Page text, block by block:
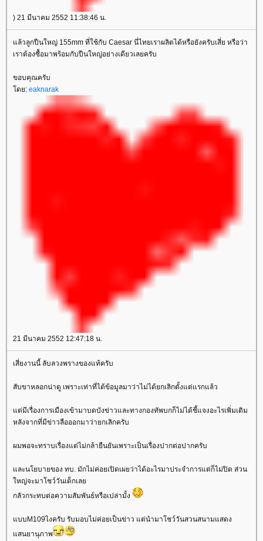
) 21 มีนาคม 2552 11:38:46 น.
ล้วลูกปืนใหญ่ 155mm ที่ใช้กับ Caesar นี่ไทยเราผลิตได้หรือยังครับเสี่ย หรือว่า
เราต้องซื้อมาพร้อมกับปืนใหญ่อย่างเดียวเลยครับ
ขอบคุณครับ
ดย: eaknarak
21 มีนาคม 2552 12:47:18 น.
เสี่ยงานนี้ ลับลวงพรางของแท้ครับ
สับขาหลอกน่าดู เพราะเท่าที่ได้ข้อมูลมาว่าไม่ได้ยกเลิกตั้งแต่แรกแล้ว
ต่มีเรื่องการเมืองเข้ามาบดบังข่าวและทางกองทัพบกก็ไม่ได้ชี้แจงอะไรเพิ่มเติม
หลังจากที่มีข่าวลือออกมาว่ายกเลิกครับ
ผมพอจะทราบเรื่องแต่ไม่กล้ายืนยันเพราะเป็นเรื่องปากต่อปากครับ
ละนโยบายของ ทบ. มักไม่ค่อยเปิดเผยว่าได้อะไรมาประจำการแต่ก็ไม่ปิด ส่วน
หญ่จะมาโชว์วันเด็กเล
กลัวกระทบต่อความสัมพันธ์หรือเปล่ามั้ง
บบM109ไงครับ รับมอบไม่ค่อยเป็นข่าว แต่นำมาโชว์วันสวนสนามแสดง
สนยานุภาพ